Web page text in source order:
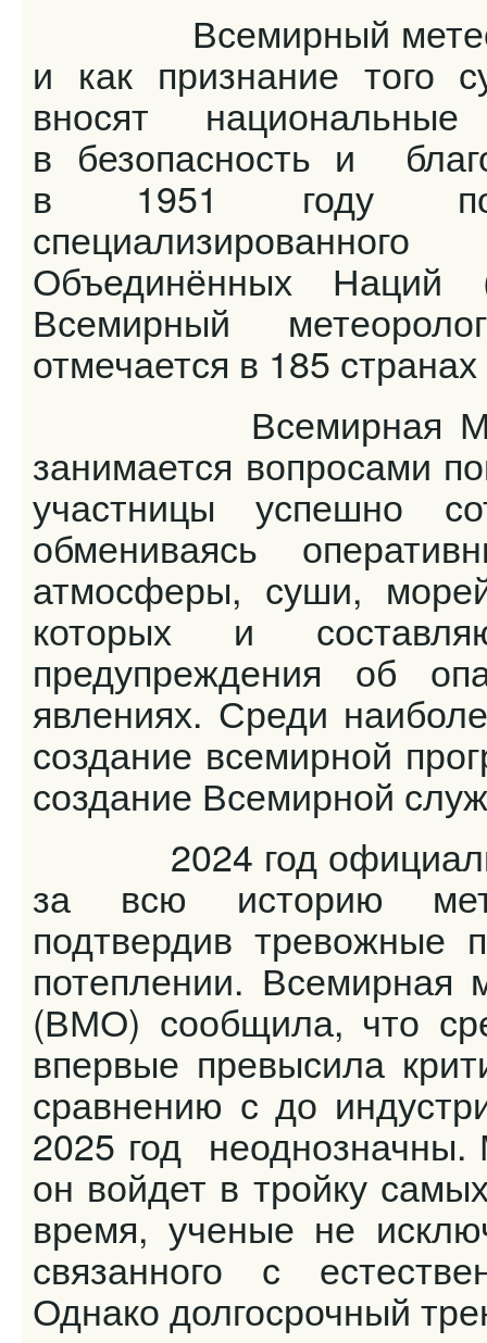
Всемирный
и как признание того
вносят
в безопасность и
в 1951 году
Объединённых
Всемирный
отмечается в 185
Всемирная
занимается вопросами
участницы успешно
обмениваясь
атмосферы, суши,
которых и
предупреждения об
явлениях. Среди
создание всемирной
создание Всемирной
2024 год
за всю историю
подтвердив тревожные
потеплении. Всемирная
(ВМО) сообщила, что
впервые превысила
сравнению с до
2025 год неоднозначны.
он войдет в тройку
время, ученые не
связанного с
Однако долгосрочный